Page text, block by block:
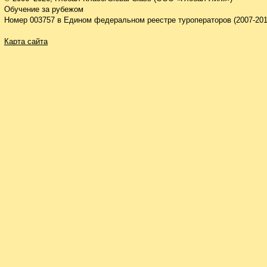
Обучение за рубежом
Номер 003757 в Едином федеральном реестре туроператоров (2007-
Карта сайта